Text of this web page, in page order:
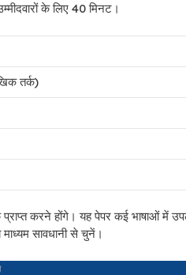
के लिए 40 मिनट।
तर्क)
करने होंगे। यह पेपर कई भाषाओं में
सावधानी से चुनें।